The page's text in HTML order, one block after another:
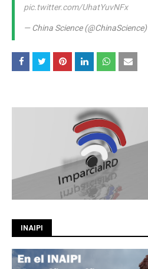
pic.twitter.com/UhatYuvNFx
— China Science (@ChinaScience)
INAIPI